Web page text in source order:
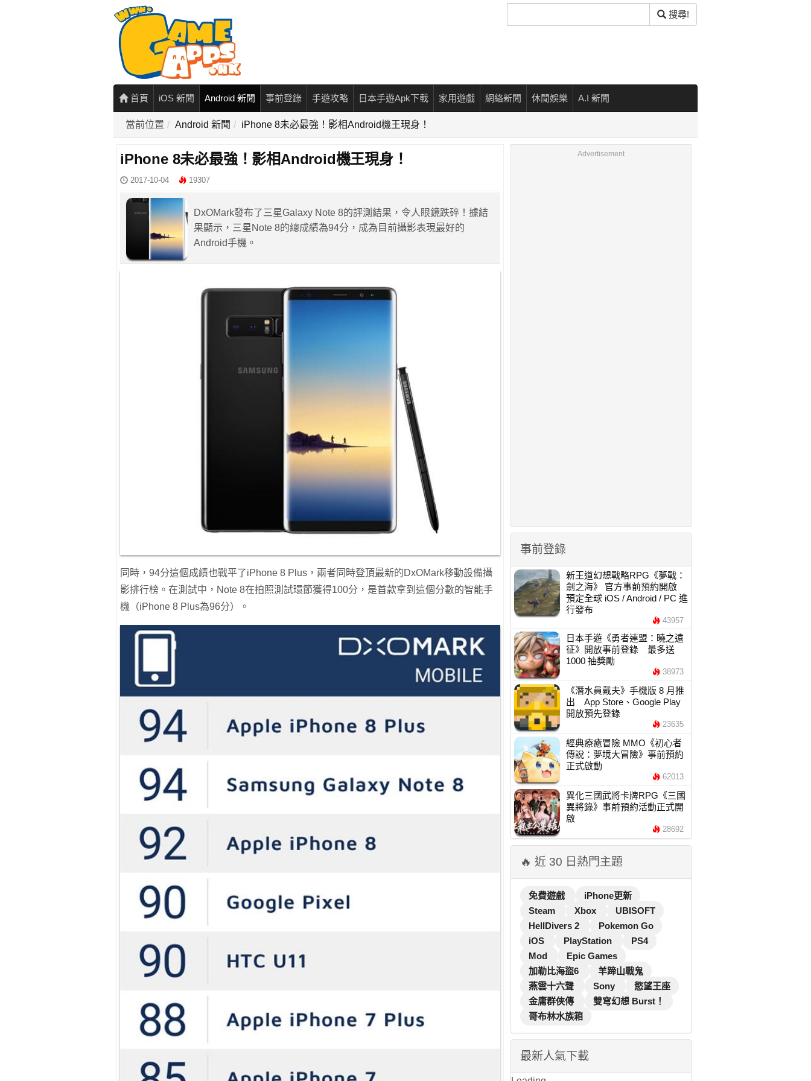
尋
搜尋!
首頁 iOS 新聞 Android 新聞 事前登錄 手遊攻略 日本手遊Apk下載 家用遊戲 網絡新聞 休閒娛樂 A.I 新聞
當前位置 Android 新聞 iPhone 8未必最強！影相Android機王現身！
iPhone 8未必最強！影相Android機王現身！
2017-10-04 19307
DxOMark發布了三星Galaxy Note 8的評測結果，令人眼鏡跌碎！據結
果顯示，三星Note 8的總成績為94分，成為目前攝影表現最好的
Android手機。
同時，94分這個成績也戰平了iPhone 8 Plus，兩者同時登頂最新的DxOMark移動設備攝
影排行榜。在測試中，Note 8在拍照測試環節獲得100分，是首款拿到這個分數的智能手
機（iPhone 8 Plus為96分）。
Advertisement
事前登錄
新王道幻想戰略RPG《夢戰：
劍之海》 官方事前預約開啟
預定全球 iOS / Android / PC 進
行發布
43957
日本手遊《勇者連盟：曉之遠
征》開放事前登錄 最多送
1000 抽獎勵
38973
《潛水員戴夫》手機版 8 月推
出 App Store、Google Play
開放預先登錄
23635
經典療癒冒險 MMO《初心者
傳說：夢境大冒險》事前預約
正式啟動
62013
異化三國武將卡牌RPG《三國
異將錄》事前預約活動正式開
啟
28692
🔥 近 30 日熱門主題
免費遊戲
iPhone更新
Steam
Xbox
UBISOFT
HellDivers 2
Pokemon Go
iOS
PlayStation
PS4
Mod
Epic Games
加勒比海盜6
羊蹄山戰鬼
燕雲十六聲
Sony
慾望王座
金庸群俠傳
雙穹幻想 Burst！
哥布林水族箱
最新人氣下載